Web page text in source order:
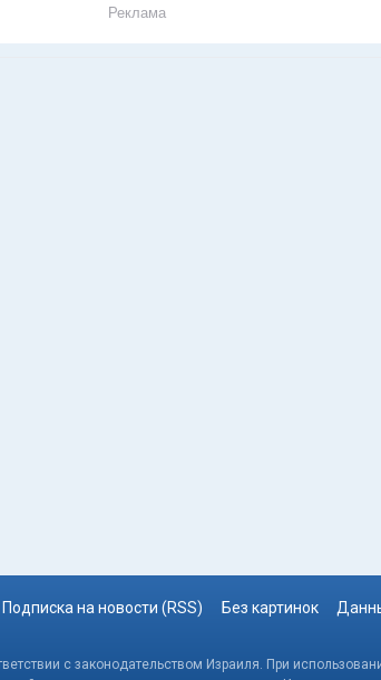
Реклама
Подписка на новости (RSS) Без картинок
с законодательством Израиля. При